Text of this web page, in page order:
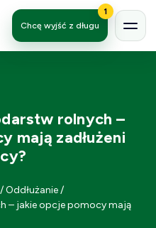
Chcę wyjść z długu
1
rolnych –
mają zadłużeni
/Oddłużanie/
– jakie opcje pomocy mają